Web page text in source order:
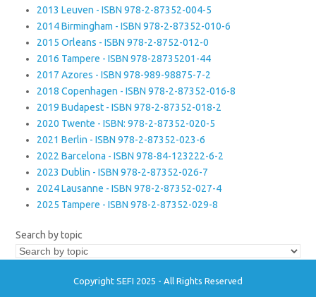
2013 Leuven - ISBN 978-2-87352-004-5
2014 Birmingham - ISBN 978-2-87352-010-6
2015 Orleans - ISBN 978-2-8752-012-0
2016 Tampere - ISBN 978-28735201-44
2017 Azores - ISBN 978-989-98875-7-2
2018 Copenhagen - ISBN 978-2-87352-016-8
2019 Budapest - ISBN 978-2-87352-018-2
2020 Twente - ISBN: 978-2-87352-020-5
2021 Berlin - ISBN 978-2-87352-023-6
2022 Barcelona - ISBN 978-84-123222-6-2
2023 Dublin - ISBN 978-2-87352-026-7
2024 Lausanne - ISBN 978-2-87352-027-4
2025 Tampere - ISBN 978-2-87352-029-8
Search by topic
Copyright SEFI 2025 - All Rights Reserved